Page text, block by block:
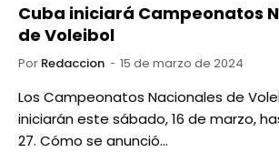
Cuba iniciará Campeonatos
de Voleibol
Por Redaccion 15 de marzo de 2024
Los Campeonatos Nacionales de
iniciarán este sábado, 16 de marzo,
27. Cómo se anunció…